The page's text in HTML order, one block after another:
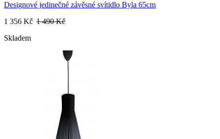
Designové jedinečné závěsné svítidlo Byla 65cm
1 356 Kč 1 490 Kč
Skladem